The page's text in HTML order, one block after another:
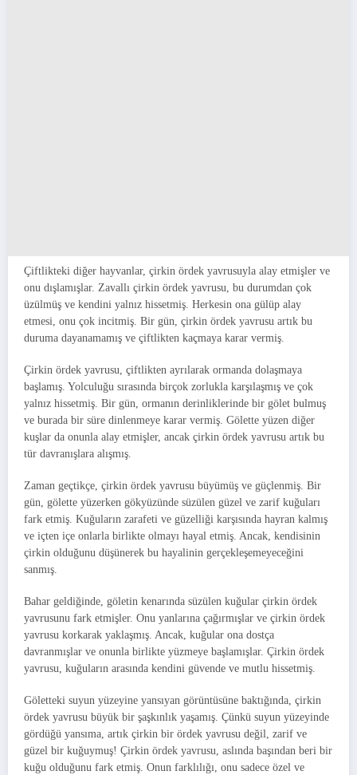
Çiftlikteki diğer hayvanlar, çirkin ördek yavrusuyla alay etmişler ve
onu dışlamışlar. Zavallı çirkin ördek yavrusu, bu durumdan çok
üzülmüş ve kendini yalnız hissetmiş. Herkesin ona gülüp alay
etmesi, onu çok incitmiş. Bir gün, çirkin ördek yavrusu artık bu
duruma dayanamamış ve çiftlikten kaçmaya karar vermiş.
Çirkin ördek yavrusu, çiftlikten ayrılarak ormanda dolaşmaya
başlamış. Yolculuğu sırasında birçok zorlukla karşılaşmış ve çok
yalnız hissetmiş. Bir gün, ormanın derinliklerinde bir gölet bulmuş
ve burada bir süre dinlenmeye karar vermiş. Gölette yüzen diğer
kuşlar da onunla alay etmişler, ancak çirkin ördek yavrusu artık bu
tür davranışlara alışmış.
Zaman geçtikçe, çirkin ördek yavrusu büyümüş ve güçlenmiş. Bir
gün, gölette yüzerken gökyüzünde süzülen güzel ve zarif kuğuları
fark etmiş. Kuğuların zarafeti ve güzelliği karşısında hayran kalmış
ve içten içe onlarla birlikte olmayı hayal etmiş. Ancak, kendisinin
çirkin olduğunu düşünerek bu hayalinin gerçekleşemeyeceğini
sanmış.
Bahar geldiğinde, göletin kenarında süzülen kuğular çirkin ördek
yavrusunu fark etmişler. Onu yanlarına çağırmışlar ve çirkin ördek
yavrusu korkarak yaklaşmış. Ancak, kuğular ona dostça
davranmışlar ve onunla birlikte yüzmeye başlamışlar. Çirkin ördek
yavrusu, kuğuların arasında kendini güvende ve mutlu hissetmiş.
Göletteki suyun yüzeyine yansıyan görüntüsüne baktığında, çirkin
ördek yavrusu büyük bir şaşkınlık yaşamış. Çünkü suyun yüzeyinde
gördüğü yansıma, artık çirkin bir ördek yavrusu değil, zarif ve
güzel bir kuğuymuş! Çirkin ördek yavrusu, aslında başından beri bir
kuğu olduğunu fark etmiş. Onun farklılığı, onu sadece özel ve